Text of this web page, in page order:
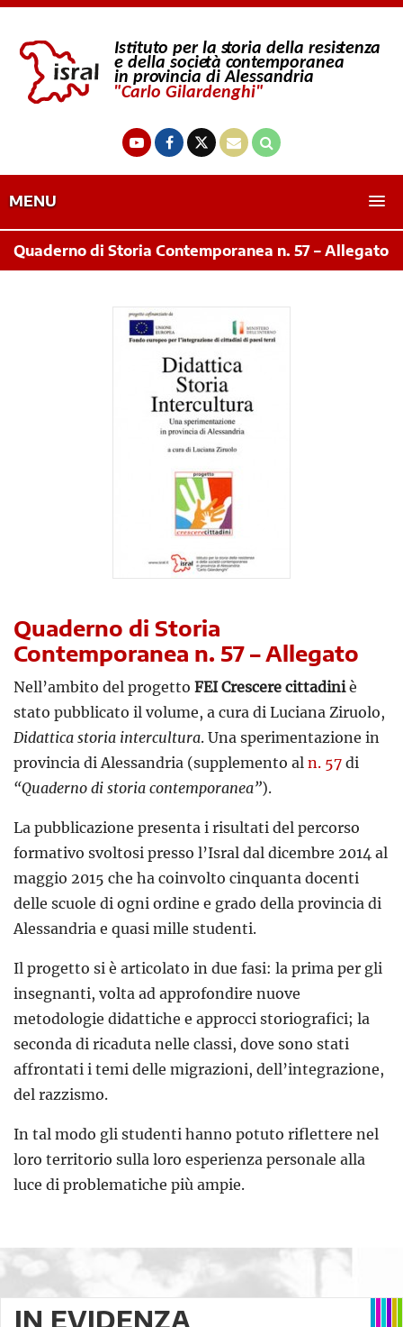
MENU
Quaderno di Storia Contemporanea n. 57 – Allegato
Quaderno di Storia
Contemporanea n. 57 – Allegato
Nell’ambito del progetto FEI Crescere cittadiniè
stato pubblicato il volume, a cura di Luciana Ziruolo,
Didattica storia intercultura. Una sperimentazione in
provincia di Alessandria (supplemento al n. 57 di
“Quaderno di storia contemporanea”).
La pubblicazione presenta i risultati del percorso
formativo svoltosi presso l’Isral dal dicembre 2014 al
maggio 2015 che ha coinvolto cinquanta docenti
delle scuole di ogni ordine e grado della provincia di
Alessandria e quasi mille studenti.
Il progetto si è articolato in due fasi: la prima per gli
insegnanti, volta ad approfondire nuove
metodologie didattiche e approcci storiografici; la
seconda di ricaduta nelle classi, dove sono stati
affrontati i temi delle migrazioni, dell’integrazione,
del razzismo.
In tal modo gli studenti hanno potuto riflettere nel
loro territorio sulla loro esperienza personale alla
luce di problematiche più ampie.
IN EVIDENZA